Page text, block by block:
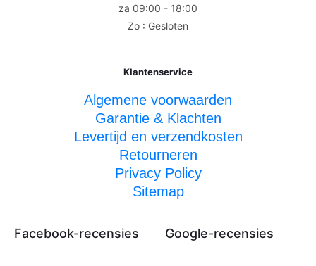
za 09:00 - 18:00
Zo : Gesloten
Klantenservice
Algemene voorwaarden
Garantie & Klachten
Levertijd en verzendkosten
Retourneren
Privacy Policy
Sitemap
Facebook-recensies Google-recensies